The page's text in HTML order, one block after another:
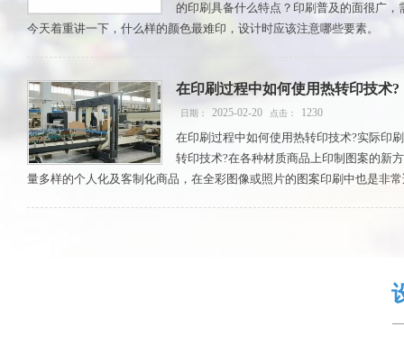
的印刷具备什么特点？印刷普及的面很广，
今天着重讲一下，什么样的颜色最难印，设计时应该注意哪些要素。
在印刷过程中如何使用热转印技术?
日期： 2025-02-20 点击： 1230
在印刷过程中如何使用热转印技术?实际印
转印技术?在各种材质商品上印制图案的新
量多样的个人化及客制化商品，在全彩图像或照片的图案印刷中也是非